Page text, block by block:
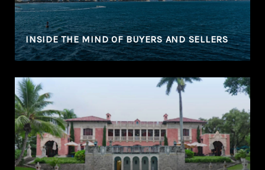
INSIDE THE MIND OF BUYERS AND SELLERS